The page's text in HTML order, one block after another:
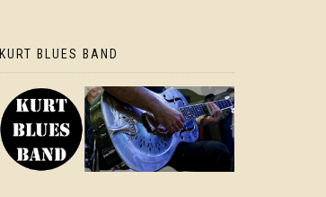
KURT BLUES BAND